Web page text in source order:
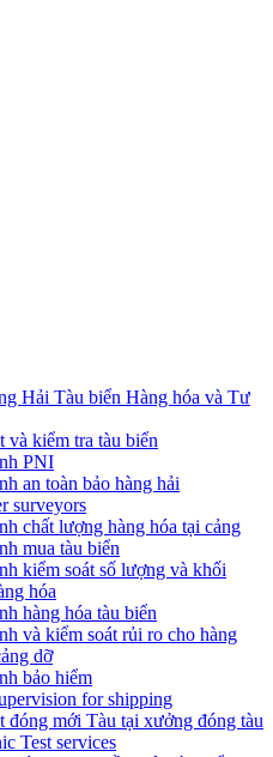
Hải Tàu biển Hàng hóa và Tư
và kiểm tra tàu biển
PNI
an toàn bảo hàng hải
surveyors
chất lượng hàng hóa tại cảng
mua tàu biển
kiểm soát số lượng và khối
hóa
hàng hóa tàu biển
và kiểm soát rủi ro cho hàng
dỡ
bảo hiểm
for shipping
đóng mới Tàu tại xưởng đóng tàu
Test services